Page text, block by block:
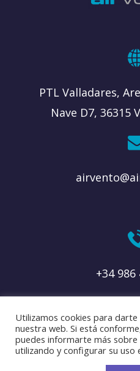
PTL Valladares,
Nave D7, 36315
+34 986
Copyright © 2021
Utilizamos cookies para
nuestra web. Si está
puedes informarte más sobre
utilizando y configurar su uso